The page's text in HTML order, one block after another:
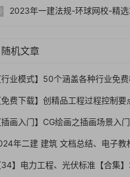
2023年一建法规-环球网校-精选章节习题
随机文章
行业模式】50个涵盖各种行业免
插画入门】CG绘画之插画场景入
34】电力工程、光伏标准【合集